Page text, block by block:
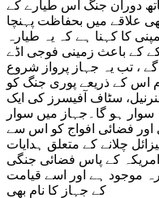
دوران جنگ اس طیارے کے
علاقے میں بحفاظت پہنچا
کا کہنا ہے کہ یہ طیارہ
کے باعث زمینی فوجی اڈے
، تب یہ جہاز پرواز شروع
اس کے ذریعے پوری جنگ کو
سٹاف آفیسرز کی ایک
سوار ہو گا۔جہاز میں سوار
اور فضائی افواج کو اس سے
چلانے کے متعلق ہدایات
کے پاس فضائی جنگی
موجود ہے اور اسے قیامت
کے جہاز کا نام بھی